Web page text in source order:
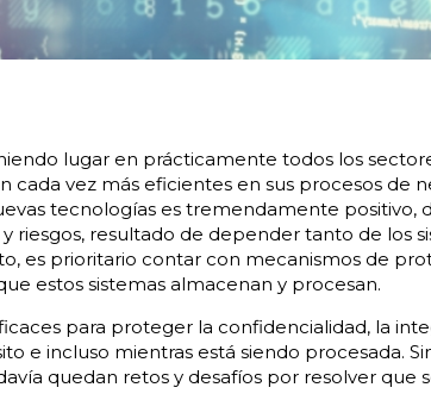
lugar en prácticamente todos los
cada vez más eficientes en sus procesos de
tecnologías es tremendamente positivo,
riesgos, resultado de depender tanto de los
es prioritario contar con mecanismos de
estos sistemas almacenan y procesan.
para proteger la confidencialidad, la
e incluso mientras está siendo procesada.
quedan retos y desafíos por resolver que